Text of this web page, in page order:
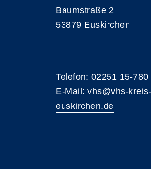
Baumstraße 2
53879 Euskirchen
Telefon: 02251 15-780
E-Mail: vhs@vhs-kreis-
euskirchen.de